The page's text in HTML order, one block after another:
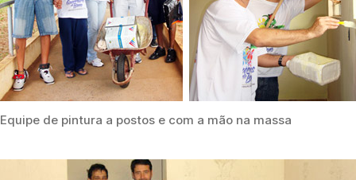
Equipe de pintura a postos e com a mão na massa